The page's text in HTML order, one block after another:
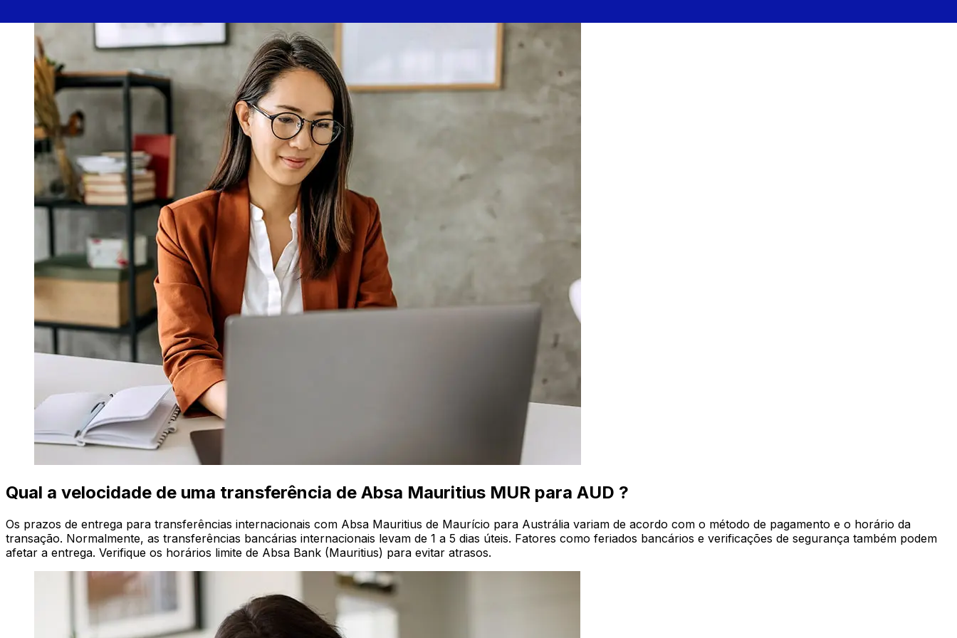
Qual a velocidade de uma transferência de Absa Mauritius MUR para AUD ?
Os prazos de entrega para transferências internacionais com Absa Mauritius de Maurício para Austrália variam de acordo com o método de pagamento e o horário da
transação. Normalmente, as transferências bancárias internacionais levam de 1 a 5 dias úteis. Fatores como feriados bancários e verificações de segurança também podem
afetar a entrega. Verifique os horários limite de Absa Bank (Mauritius) para evitar atrasos.